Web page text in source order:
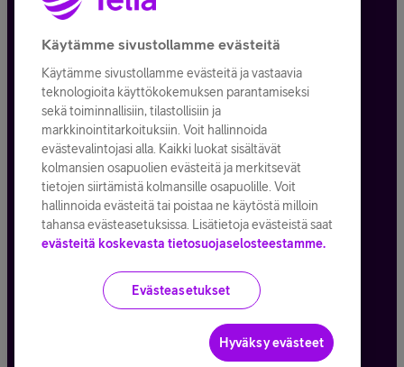
Tietosuoja ja -turva
Tilauksen peruuttaminen
Käyttöehdot
Evästeiden käyttö
Toimitusehdot ja palvelukuvaukset
Kaikki hinnat ALV25,5%
© Telia Company2026
Käytämme sivustollamme evästeitä
Käytämme sivustollamme evästeitä ja vastaavia
teknologioita käyttökokemuksen parantamiseksi
sekä toiminnallisiin, tilastollisiin ja
markkinointitarkoituksiin. Voit hallinnoida
evästevalintojasi alla. Kaikki luokat sisältävät
kolmansien osapuolien evästeitä ja merkitsevät
tietojen siirtämistä kolmansille osapuolille. Voit
hallinnoida evästeitä tai poistaa ne käytöstä milloin
tahansa evästeasetuksissa. Lisätietoja evästeistä saat
evästeitä koskevasta tietosuojaselosteestamme.
Evästeasetukset
Hyväksy evästeet